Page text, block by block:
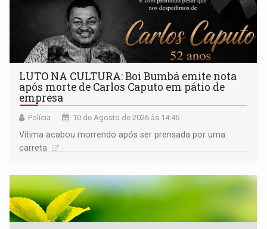
LUTO NA CULTURA: Boi Bumbá emite nota
após morte de Carlos Caputo em pátio de
empresa
Polícia 10 de Agosto de 2026 às 14:46
Vítima acabou morrendo após ser prensada por uma
carreta